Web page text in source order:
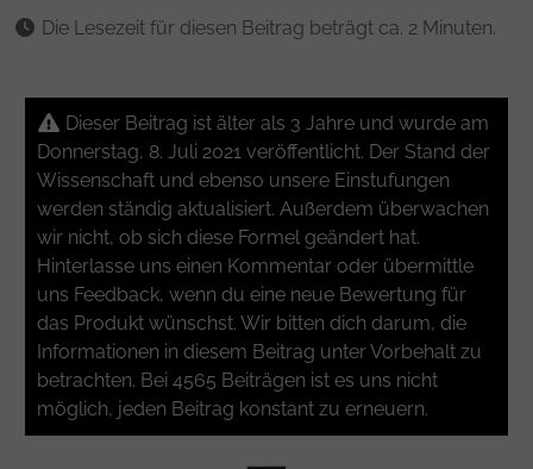
Die Lesezeit für diesen Beitrag beträgt ca. 2 Minuten.
Dieser Beitrag ist älter als 3 Jahre und wurde am
Donnerstag, 8. Juli 2021 veröffentlicht. Der Stand der
Wissenschaft und ebenso unsere Einstufungen
werden ständig aktualisiert. Außerdem überwachen
wir nicht, ob sich diese Formel geändert hat.
Hinterlasse uns einen Kommentar oder übermittle
uns Feedback, wenn du eine neue Bewertung für
das Produkt wünschst. Wir bitten dich darum, die
Informationen in diesem Beitrag unter Vorbehalt zu
betrachten. Bei 4565 Beiträgen ist es uns nicht
möglich, jeden Beitrag konstant zu erneuern.